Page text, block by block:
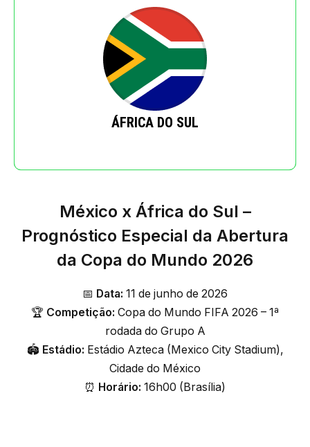
ÁFRICA DO SUL
México x África do Sul –
Prognóstico Especial da Abertura
da Copa do Mundo 2026
📅 Data: 11 de junho de 2026
🏆 Competição: Copa do Mundo FIFA 2026 – 1ª
rodada do Grupo A
🏟️ Estádio: Estádio Azteca (Mexico City Stadium),
Cidade do México
⏰ Horário: 16h00 (Brasília)